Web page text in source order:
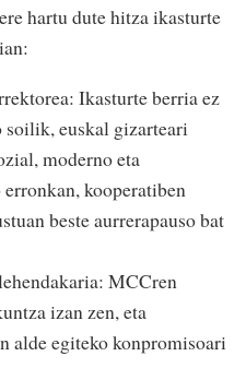
hartu dute hitza ikasturte
Ikasturte berria ez
soilik, euskal gizarteari
moderno eta
kooperatiben
beste aurrerapauso bat
MCCren
izan zen, eta
alde egiteko konpromisoari